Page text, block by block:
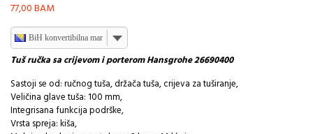
77,00BAM
BiH konvertibilna marka
Tuš ručka sa crijevom i porterom Hansgrohe 26690400
Sastoji se od: ručnog tuša, držača tuša, crijeva za tuširanje,
Veličina glave tuša: 100 mm,
Integrisana funkcija podrške,
Vrsta spreja: kiša,